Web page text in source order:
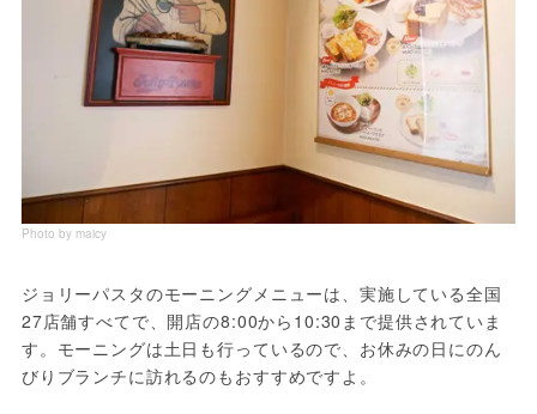
Photo by maicy
ジョリーパスタのモーニングメニューは、実施している全国
27店舗すべてで、開店の8:00から10:30まで提供されていま
す。モーニングは土日も行っているので、お休みの日にのん
びりブランチに訪れるのもおすすめですよ。